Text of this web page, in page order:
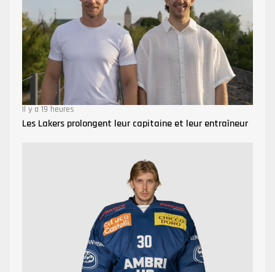
Il y a 19 heures
Les Lakers prolongent leur capitaine et leur entraîneur